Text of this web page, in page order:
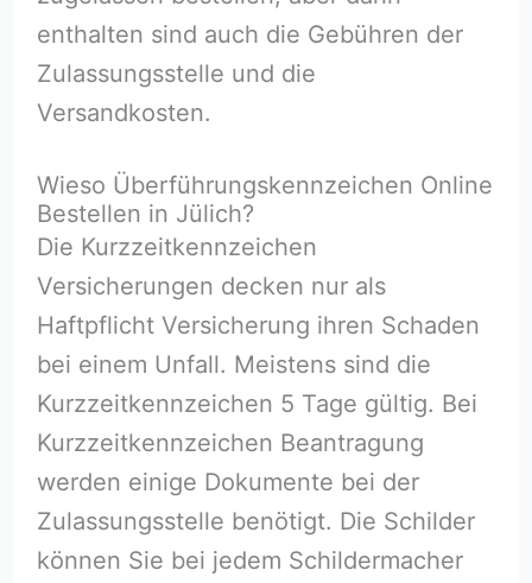
enthalten sind auch die Gebühren der
Zulassungsstelle und die
Versandkosten.
Wieso Überführungskennzeichen Online
Bestellen in Jülich?
Die Kurzzeitkennzeichen
Versicherungen decken nur als
Haftpflicht Versicherung ihren Schaden
bei einem Unfall. Meistens sind die
Kurzzeitkennzeichen 5 Tage gültig. Bei
Kurzzeitkennzeichen Beantragung
werden einige Dokumente bei der
Zulassungsstelle benötigt. Die Schilder
können Sie bei jedem Schildermacher